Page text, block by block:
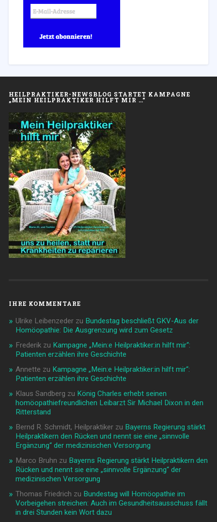
HEILPRAKTIKER-NEWSBLOG STARTET KAMPAGNE
„MEIN HEILPRAKTIKER HILFT MIR …“
IHRE KOMMENTARE
Ulrike Leibenzederzu Bundestag beschließt GKV-Aus der
Homöopathie: Die Ausgrenzung wird zum Gesetz
Frederikzu Kampagne „Mein:e Heilpraktiker:in hilft mir“:
Patienten erzählen ihre Geschichte
Annette zu Kampagne „Mein:e Heilpraktiker:in hilft mir“:
Patienten erzählen ihre Geschichte
Klaus Sandberg zu König Charles erhebt seinen
homöopathiefreundlichen Leibarzt Sir Michael Dixon in den
Ritterstand
Bernd R. Schmidt, Heilpraktikerzu Bayerns Regierung stärkt
Heilpraktikern den Rücken und nennt sie eine „sinnvolle
Ergänzung“ der medizinischen Versorgung
Marco Bruhn zu Bayerns Regierung stärkt Heilpraktikern den
Rücken und nennt sie eine „sinnvolle Ergänzung“ der
medizinischen Versorgung
Thomas Friedrich zu Bundestag will Homöopathie im
Vorbeigehen streichen: Auch im Gesundheitsausschuss fällt
in drei Stunden kein Wort dazu